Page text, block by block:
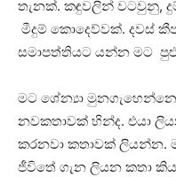
තැනක්. කඳුවලින් වටවුනු,
මීදුම් කොදෙව්වක්. දවස්
සමාපත්තියට යන්න මට
මට ‍ශේන්‍යා
නවකතාවක් හින්ද. එයා
කරනවා කතාවක් ලියන්න.
ජීවිතේ ගැන ලියන කතා